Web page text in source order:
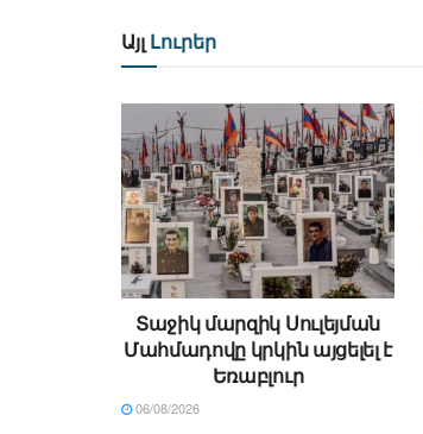
Այլ Լուրեր
Տաջիկ մարզիկ Սուլեյման
Մահմադովը կրկին այցելել է
Եռաբլուր
06/08/2026